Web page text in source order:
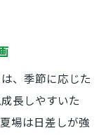
、季節に応じた
長しやすいた
場は日差しが強